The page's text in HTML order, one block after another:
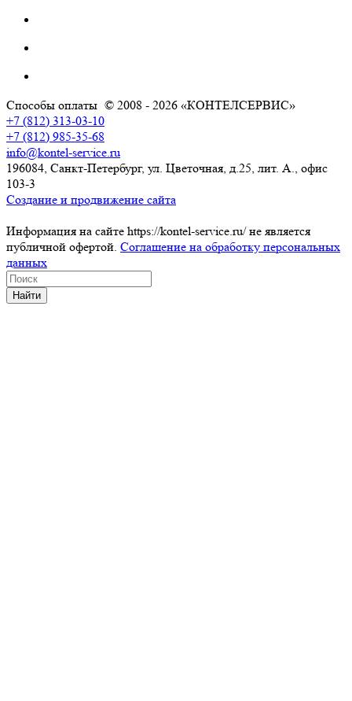
Способы оплаты © 2008 - 2026 «КОНТЕЛСЕРВИС»
+7 (812) 313-03-10
+7 (812) 985-35-68
info@kontel-service.ru
196084, Санкт-Петербург, ул. Цветочная, д.25, лит. А., офис
103-3
Создание и продвижение сайта
Информация на сайте https://kontel-service.ru/ не является
публичной офертой. Соглашение на обработку персональных
данных
Найти